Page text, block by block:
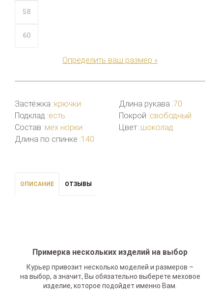
58
60
Определить ваш размер »
Застёжка :крючки
Подклад :есть
Состав :мех норки
Длина по спинке :140
Длина рукава :70
Покрой :свободный
Цвет :шоколад
ОПИСАНИЕ ОТЗЫВЫ
Примерка нескольких изделий на выбор
Курьер привозит несколько моделей и размеров –
на выбор, а значит, Вы обязательно выберете меховое
изделие, которое подойдет именно Вам.